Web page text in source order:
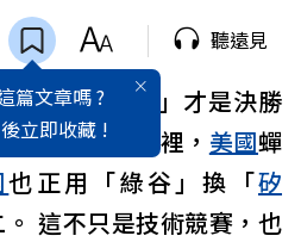
篇文章嗎 ?
後立即收藏 !
聽遠見
不知道「算力」才是決勝
AI算力地圖裡， 美國蟬
也正用「綠谷」換「矽
這不只是技術競賽，也